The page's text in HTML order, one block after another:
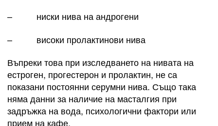
– ниски нива на андрогени
– високи пролактинови нива
Въпреки това при изследването на нивата на
естроген, прогестерон и пролактин, не са
показани постоянни серумни нива. Също така
няма данни за наличие на масталгия при
задръжка на вода, психологични фактори или
прием на кафе.